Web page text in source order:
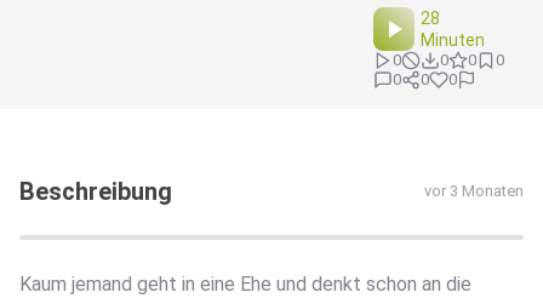
28
Minuten
0 0 0
0
0
0 0
Beschreibung vor 3 Monaten
Kaum jemand geht in eine Ehe und denkt schon an die